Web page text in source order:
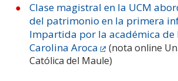
Clase magistral en la UCM
del patrimonio en la primera
Impartida por la académica de
Carolina Aroca
(nota online
Católica del Maule)